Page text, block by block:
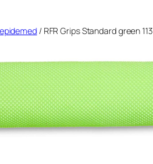
/ RFR Grips Standard green